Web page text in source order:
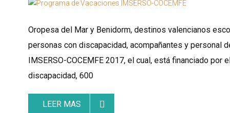
Oropesa del Mar y Benidorm, destinos valencianos
personas con discapacidad, acompañantes y personal
IMSERSO-COCEMFE 2017, el cual, está financiado por
discapacidad, 600
LEER MAS